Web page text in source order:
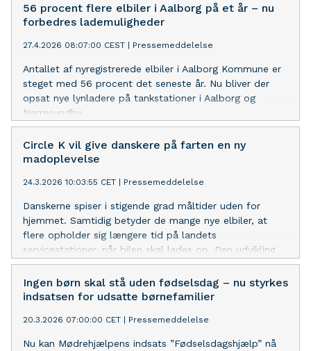
56 procent flere elbiler i Aalborg på et år – nu
forbedres lademuligheder
27.4.2026 08:07:00 CEST | Pressemeddelelse
Antallet af nyregistrerede elbiler i Aalborg Kommune er
steget med 56 procent det seneste år. Nu bliver der
opsat nye lynladere på tankstationer i Aalborg og
Nørresundby.
Circle K vil give danskere på farten en ny
madoplevelse
24.3.2026 10:03:55 CET | Pressemeddelelse
Danskerne spiser i stigende grad måltider uden for
hjemmet. Samtidig betyder de mange nye elbiler, at
flere opholder sig længere tid på landets
servicestationer, når bilen skal lades op. Den udvikling
vil Circle K nu omsætte til vækst på madområdet.
Ingen børn skal stå uden fødselsdag – nu styrkes
indsatsen for udsatte børnefamilier
20.3.2026 07:00:00 CET | Pressemeddelelse
Nu kan Mødrehjælpens indsats ”Fødselsdagshjælp” nå